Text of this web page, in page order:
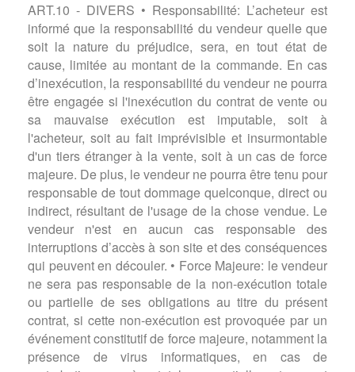
ART.10 - DIVERS • Responsabilité: L’acheteur est
informé que la responsabilité du vendeur quelle que
soit la nature du préjudice, sera, en tout état de
cause, limitée au montant de la commande. En cas
d’inexécution, la responsabilité du vendeur ne pourra
être engagée si l'inexécution du contrat de vente ou
sa mauvaise exécution est imputable, soit à
l'acheteur, soit au fait imprévisible et insurmontable
d'un tiers étranger à la vente, soit à un cas de force
majeure. De plus, le vendeur ne pourra être tenu pour
responsable de tout dommage quelconque, direct ou
indirect, résultant de l'usage de la chose vendue. Le
vendeur n'est en aucun cas responsable des
interruptions d’accès à son site et des conséquences
qui peuvent en découler. • Force Majeure: le vendeur
ne sera pas responsable de la non-exécution totale
ou partielle de ses obligations au titre du présent
contrat, si cette non-exécution est provoquée par un
événement constitutif de force majeure, notamment la
présence de virus informatiques, en cas de